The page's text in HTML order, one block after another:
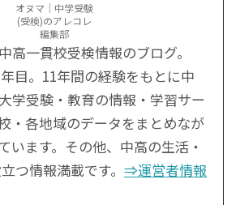
オヌマ｜中学受験
(受検)のアレコレ
編集部
高一貫校受検情報のブログ。
目。11年間の経験をもとに中
学受験・教育の情報・学習サー
・各地域のデータをまとめなが
います。その他、中高の生活・
つ情報満載です。 ⇒運営者情報